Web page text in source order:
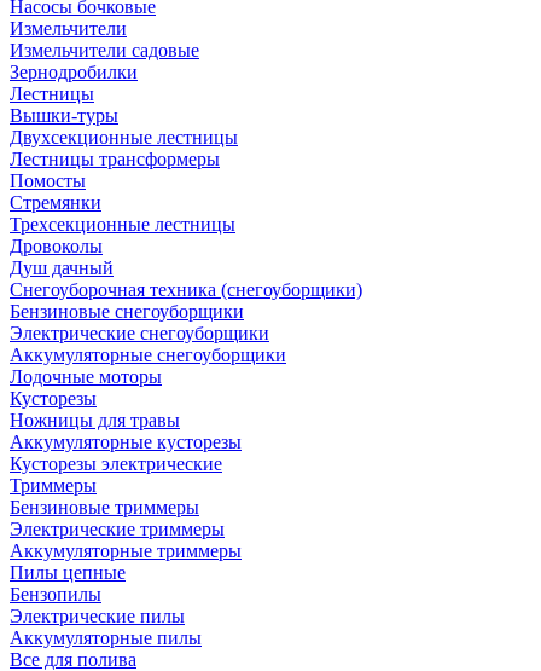
Насосы бочковые
Измельчители
Измельчители садовые
Зернодробилки
Лестницы
Вышки-туры
Двухсекционные лестницы
Лестницы трансформеры
Помосты
Стремянки
Трехсекционные лестницы
Дровоколы
Душ дачный
Снегоуборочная техника (снегоуборщики)
Бензиновые снегоуборщики
Электрические снегоуборщики
Аккумуляторные снегоуборщики
Лодочные моторы
Кусторезы
Ножницы для травы
Аккумуляторные кусторезы
Кусторезы электрические
Триммеры
Бензиновые триммеры
Электрические триммеры
Аккумуляторные триммеры
Пилы цепные
Бензопилы
Электрические пилы
Аккумуляторные пилы
Все для полива